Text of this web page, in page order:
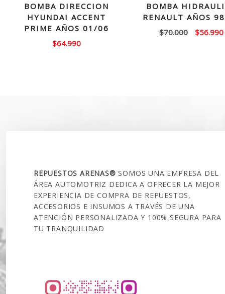
BOMBA DIRECCION
HYUNDAI ACCENT
PRIME AÑOS 01/06
$64.990
BOMBA
RENAULT AÑOS
$70.000
El
$56.990
REPUESTOS ARENAS®SOMOS UNA EMPRESA DEL
ÁREA AUTOMOTRIZ DEDICA A OFRECER LA MEJOR
EXPERIENCIA DE COMPRA DE REPUESTOS,
ACCESORIOS E INSUMOS A TRAVÉS DE UNA
ATENCIÓN PERSONALIZADA Y 100% SEGURA PARA
TU TRANQUILIDAD